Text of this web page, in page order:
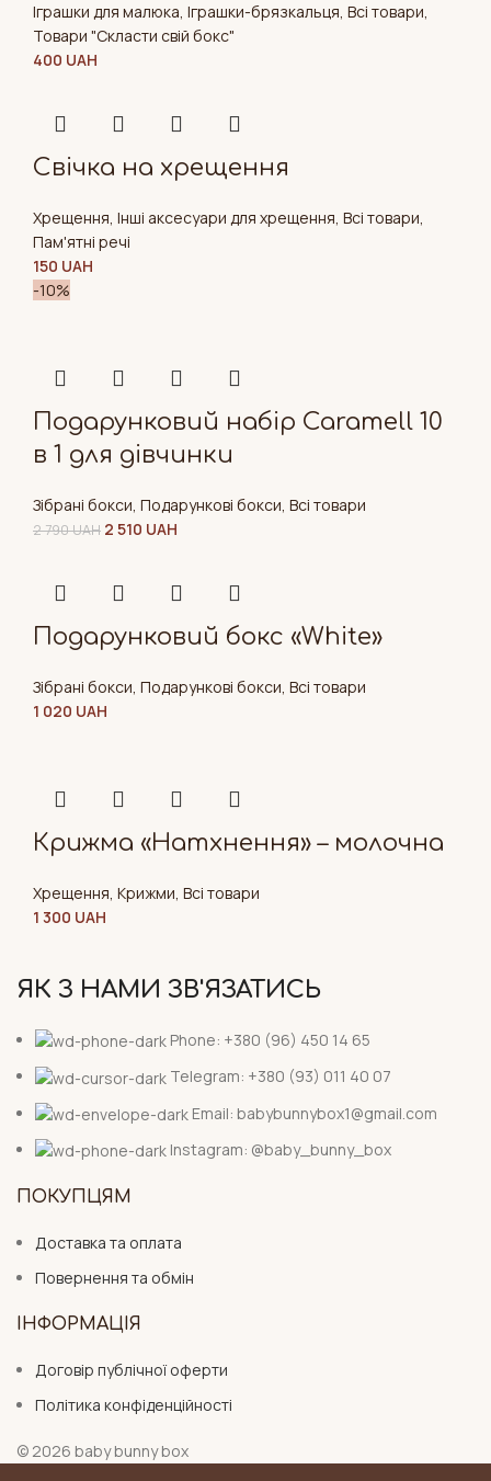
Іграшки для малюка, Іграшки-брязкальця, Всі товари,
Товари "Cкласти свій бокс"
400 UAH
Свічка на хрещення
Хрещення, Інші аксесуари для хрещення, Всі товари,
Пам'ятні речі
150 UAH
-10%
Подарунковий набір Caramell 10
в 1 для дівчинки
Зібрані бокси, Подарункові бокси, Всі товари
2 790UAH 2 510 UAH
Подарунковий бокс «White»
Зібрані бокси, Подарункові бокси, Всі товари
1 020 UAH
Крижма «Натхнення» – молочна
Хрещення, Крижми, Всі товари
1 300 UAH
ЯК З НАМИ ЗВ'ЯЗАТИСЬ
Phone: +380 (96) 450 14 65
Telegram: +380 (93) 011 40 07
Email: babybunnybox1@gmail.com
Instagram: @baby_bunny_box
ПОКУПЦЯМ
Доставка та оплата
Повернення та обмін
ІНФОРМАЦІЯ
Договір публічної оферти
Політика конфіденційності
© 2026 baby bunny box